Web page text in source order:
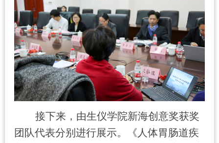
接下来，由生仪学院新海创意奖获奖
团队代表分别进行展示。《人体胃肠道疾